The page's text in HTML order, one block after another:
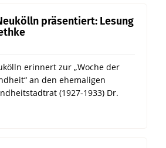
präsentiert: Lesung
erinnert zur „Woche der
an den ehemaligen
(1927-1933) Dr.